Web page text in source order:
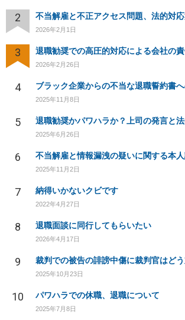
2 不当解雇と不正アクセス問題、法的対応
2026年2月1日
3 退職勧奨での高圧的対応による会社の
2026年2月26日
4
2025年11月8日
5 退職勧奨かパワハラか？上司の発言と
2025年6月26日
6 不当解雇と情報漏洩の疑いに関する本
2025年11月2日
7 納得いかないクビです
2022年4月27日
8 退職面談に同行してもらいたい
2026年4月17日
9 裁判での被告の誹謗中傷に裁判官はど
2025年10月23日
10 パワハラでの休職、退職について
2025年7月8日